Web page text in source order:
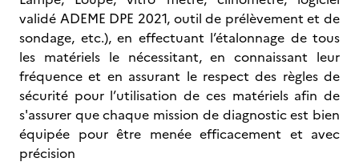
validé ADEME DPE 2021, outil de prélèvement et de
sondage, etc.), en effectuant l’étalonnage de tous
les matériels le nécessitant, en connaissant leur
fréquence et en assurant le respect des règles de
sécurité pour l’utilisation de ces matériels afin de
s'assurer que chaque mission de diagnostic est bien
équipée pour être menée efficacement et avec
précision